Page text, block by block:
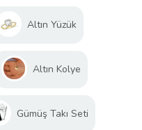
Altın Yüzük
Altın Kolye
Gümüş Takı Seti